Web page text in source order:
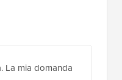
La mia domanda